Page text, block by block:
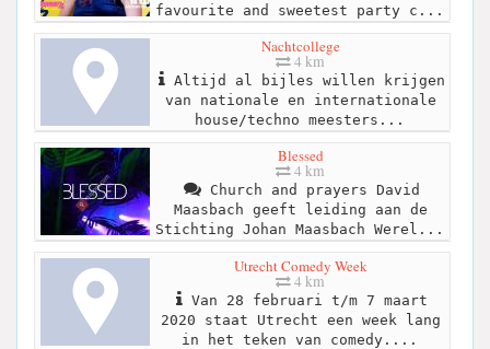
favourite and sweetest party c...
Nachtcollege
4 km
Altijd al bijles willen krijgen
van nationale en internationale
house/techno meesters...
Blessed
4 km
Church and prayers David
Maasbach geeft leiding aan de
Stichting Johan Maasbach Werel...
Utrecht Comedy Week
4 km
Van 28 februari t/m 7 maart
2020 staat Utrecht een week lang
in het teken van comedy....